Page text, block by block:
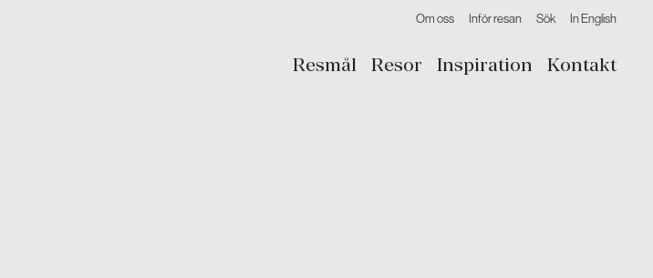
Om oss Inför resan Sök In English
Resmål Resor Inspiration Kontakt